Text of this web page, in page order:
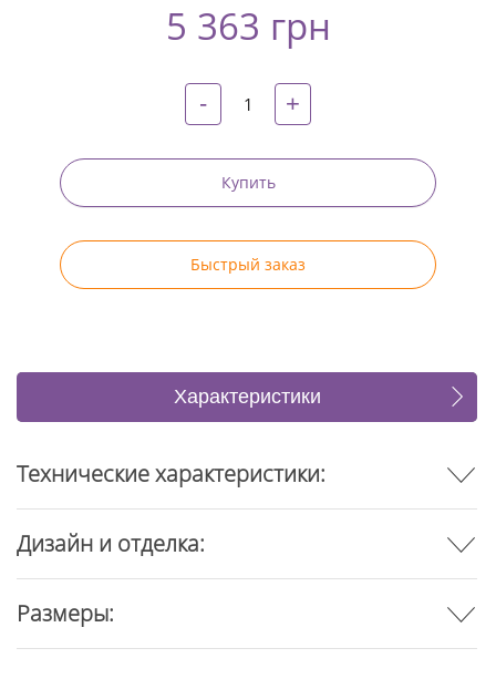
Twitter
Pinterest
5 363 грн
- +
Купить
Быстрый заказ
Характеристики
Отзывы
Технические характеристики:
Дизайн и отделка:
Размеры: